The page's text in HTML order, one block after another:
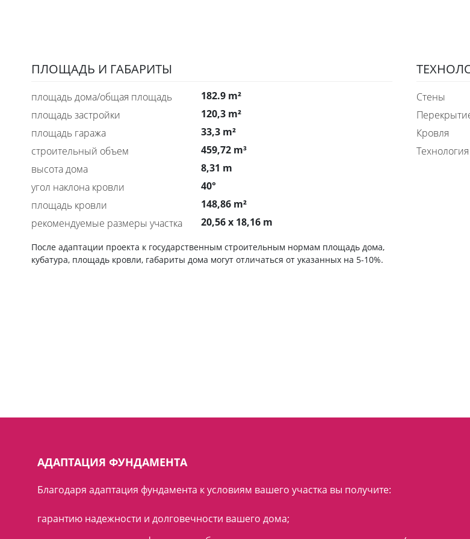
ПЛОЩАДЬ И ГАБАРИТЫ
площадь дома/общая площадь
182.9 m²
площадь застройки
120,3 m²
площадь гаража
33,3 m²
строительный объем
459,72 m³
высота дома
8,31 m
угол наклона кровли
40°
площадь кровли
148,86 m²
рекомендуемые размеры участка
20,56 x 18,16 m
После адаптации проекта к государственным строительным нормам площадь дома,
кубатура, площадь кровли, габариты дома могут отличаться от указанных на 5-10%.
стены
Кровля
технология
АДАПТАЦИЯ ФУНДАМЕНТА
Благодаря адаптация фундамента к условиям вашего участка вы получите:
гарантию надежности и долговечности вашего дома;